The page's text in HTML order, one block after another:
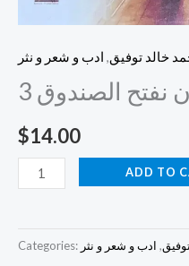
خالد توفيق, ادب و شعر و نثر
نفتح الصندوق 3
$14.00
ADD TO
Categories: , ادب و شعر و نثر